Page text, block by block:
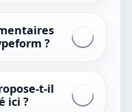
?
t-il
ici ?